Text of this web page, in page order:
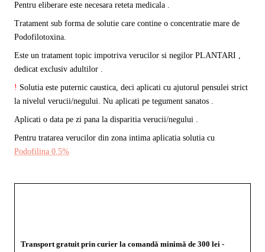
Pentru eliberare este necesara reteta medicala .
Tratament sub forma de solutie care contine o concentratie mare de
Podofilotoxina.
Este un tratament topic impotriva verucilor si negilor PLANTARI ,
dedicat exclusiv adultilor .
! Solutia este puternic caustica, deci aplicati cu ajutorul pensulei strict
la nivelul verucii/negului. Nu aplicati pe tegument sanatos .
Aplicati o data pe zi pana la disparitia verucii/negului .
Pentru tratarea verucilor din zona intima aplicatia solutia cu
Podofilina 0.5%
Transport gratuit prin curier la comandă minimă de 300 lei -